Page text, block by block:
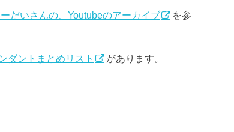
だいさんの、Youtubeのアーカイブ
を参
ダントまとめリスト があります。